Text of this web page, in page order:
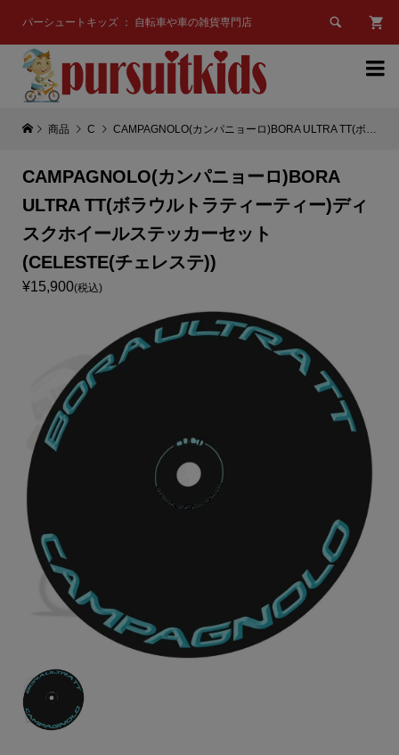
パーシュートキッズ ： 自転車や車の雑貨専門店 

商品 C CAMPAGNOLO(カンパニョーロ)BORA ULTRA TT(ボラウルトラティーティー)ディスクホイールステッカーセット(CELESTE(チェレステ))
CAMPAGNOLO(カンパニョーロ)BORA
ULTRA TT(ボラウルトラティーティー)ディ
スクホイールステッカーセット
(CELESTE(チェレステ))
¥15,900(税込)